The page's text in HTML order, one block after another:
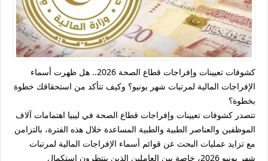
كشوفات تعيينات وإفراجات قطاع الصحة 2026.. هل ظهرت أسماء
الإفراجات المالية لمرتبات شهر يونيو؟ وكيف تتأكد من استحقاقك خطوة
بخطوة؟
تتصدر كشوفات تعيينات وإفراجات قطاع الصحة في ليبيا اهتمامات آلاف
الموظفين والعناصر الطبية والطبية المساعدة خلال هذه الفترة، بالتزامن
مع تزايد عمليات البحث عن قوائم أسماء الإفراجات المالية لمرتبات
شهر يونيو 2026
، خاصة بين العاملين الذين ينتظرون استكمال